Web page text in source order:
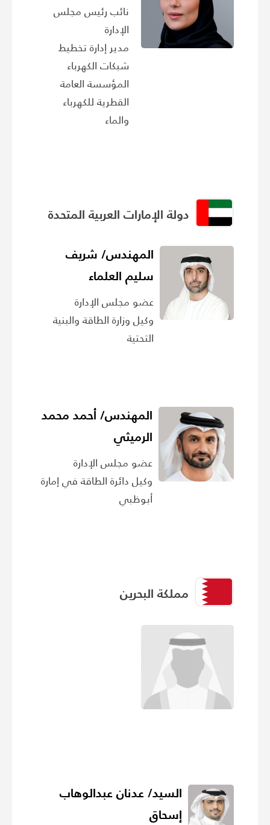
نائب رئيس مجلس
الإدارة
مدير إدارة تخطيط
شبكات الكهرباء
المؤسسة العامة
القطرية للكهرباء
والماء
دولة الإمارات العربية المتحدة
المهندس/ شريف
سليم العلماء
عضو مجلس الإدارة
وكيل وزارة الطاقة والبنية
التحتية
المهندس/ أحمد محمد
الرميثي
عضو مجلس الإدارة
وكيل دائرة الطاقة في إمارة
أبوظبي
مملكة البحرين
السيد/ عدنان عبدالوهاب
إسحاق